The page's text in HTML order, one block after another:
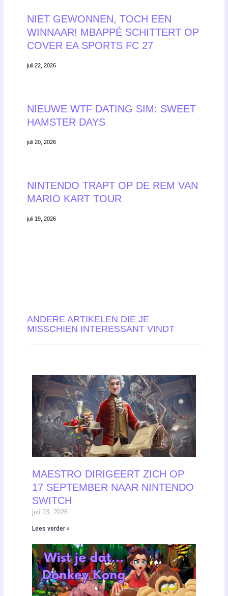
NIET GEWONNEN, TOCH EEN
WINNAAR! MBAPPÉ SCHITTERT OP
COVER EA SPORTS FC 27
juli 22, 2026
NIEUWE WTF DATING SIM: SWEET
HAMSTER DAYS
juli 20, 2026
NINTENDO TRAPT OP DE REM VAN
MARIO KART TOUR
juli 19, 2026
ANDERE ARTIKELEN DIE JE
MISSCHIEN INTERESSANT VINDT
MAESTRO DIRIGEERT ZICH OP
17 SEPTEMBER NAAR NINTENDO
SWITCH
juli 23, 2026
Lees verder »